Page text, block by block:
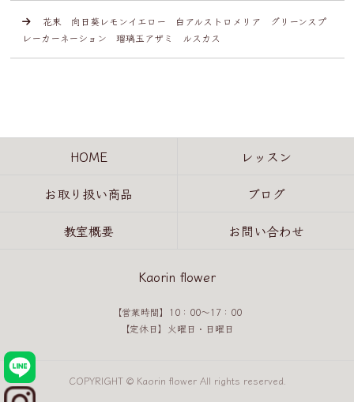
花束 向日葵レモンイエロー 白アルストロメリア グリーンスプ
レーカーネーション 瑠璃玉アザミ ルスカス
HOME
レッスン
お取り扱い商品
ブログ
教室概要
お問い合わせ
Kaorin flower
【営業時間】10：00～17：00
【定休日】火曜日・日曜日
COPYRIGHT © Kaorin flower All rights reserved.